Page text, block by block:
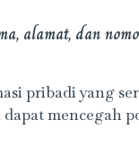
alamat, dan
pribadi yang
mencegah